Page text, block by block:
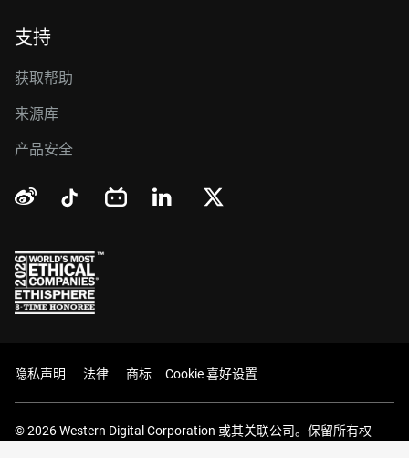
支持
获取帮助
来源库
产品安全
隐私声明 法律 商标 Cookie 喜好设置
© 2026 Western Digital Corporation 或其关联公司。保留所有权